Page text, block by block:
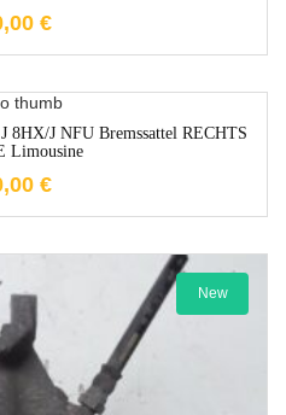
€
8HX/J NFU Bremssattel RECHTS
Limousine
€
1-3 Werktage
New